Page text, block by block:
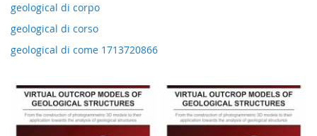
geological di corpo
geological di corso
geological di come 1713720866